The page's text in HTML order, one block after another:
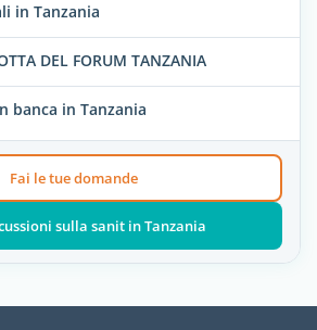
in Tanzania
DEL FORUM TANZANIA
banca in Tanzania
Fai le tue domande
sulla sanit in Tanzania